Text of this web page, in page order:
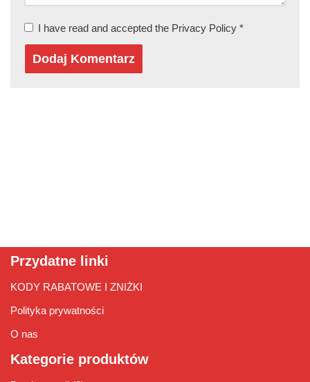
I have read and accepted the Privacy Policy *
Przydatne linki
KODY RABATOWE I ZNIŻKI
Polityka prywatności
O nas
Kategorie produktów